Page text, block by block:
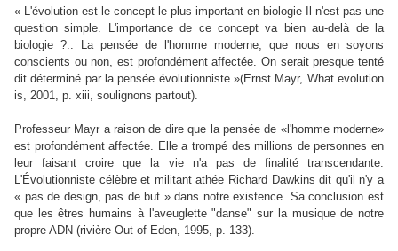
« L'évolution est le concept le plus important en biologie Il n'est pas une
question simple. L'importance de ce concept va bien au-delà de la
biologie ?..
La pensée de l'homme moderne, que nous en soyons
conscients ou non, est profondément affectée. On serait presque tenté
dit déterminé par la pensée évolutionniste »(Ernst Mayr, What evolution
is, 2001, p. xiii, soulignons partout).
Professeur Mayr a raison de dire que la pensée de «l'homme moderne»
est profondément affectée. Elle a trompé des millions de personnes en
leur faisant croire que la vie n'a pas de finalité transcendante.
L'Évolutionniste célèbre et militant athée Richard Dawkins dit qu'il n'y a
« pas de design, pas de but » dans notre existence. Sa conclusion est
que les êtres humains à l'aveuglette "danse" sur la musique de notre
propre ADN (rivière Out of Eden, 1995, p. 133).